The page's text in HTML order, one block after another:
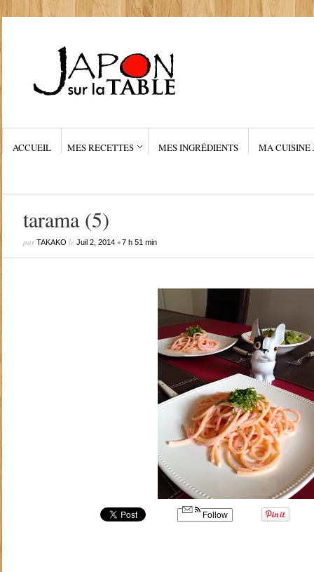
ACCUEIL MES RECETTES MES INGRÉDIENTS MA CUISINE
tarama (5)
parTAKAKO le Juil 2, 2014•7 h 51 min
Follow